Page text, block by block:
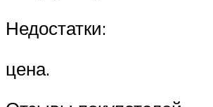
Недостатки:
цена.